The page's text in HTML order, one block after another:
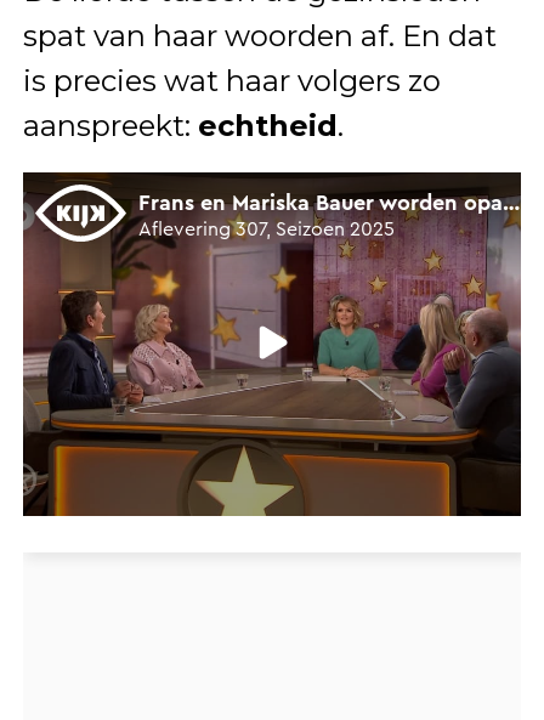
spat van haar woorden af. En dat
is precies wat haar volgers zo
aanspreekt: echtheid.